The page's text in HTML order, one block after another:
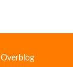
Overblog